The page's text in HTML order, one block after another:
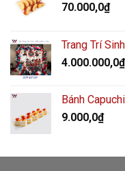
70.000,0₫
Trang Trí
4.000.000,0₫
Bánh
9.000,0₫